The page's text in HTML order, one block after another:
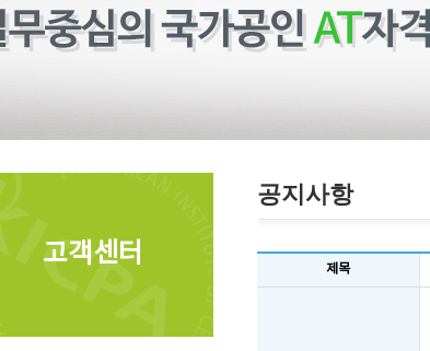
고객센터
공지사항
제목